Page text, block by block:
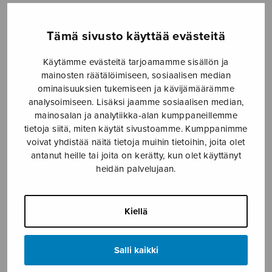
Tämä sivusto käyttää evästeitä
Käytämme evästeitä tarjoamamme sisällön ja
mainosten räätälöimiseen, sosiaalisen median
ominaisuuksien tukemiseen ja kävijämäärämme
analysoimiseen. Lisäksi jaamme sosiaalisen median,
mainosalan ja analytiikka-alan kumppaneillemme
tietoja siitä, miten käytät sivustoamme. Kumppanimme
voivat yhdistää näitä tietoja muihin tietoihin, joita olet
antanut heille tai joita on kerätty, kun olet käyttänyt
heidän palvelujaan.
Kiellä
Salli kaikki
pénombre
pénombre